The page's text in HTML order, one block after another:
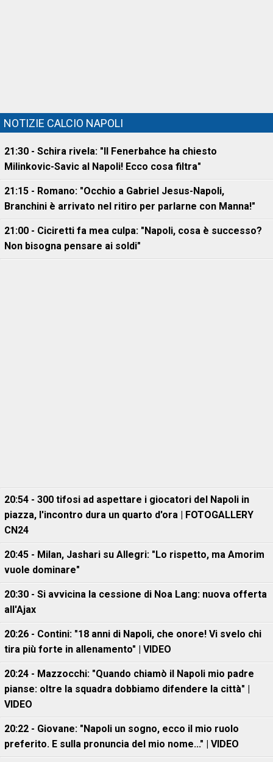
NOTIZIE CALCIO NAPOLI
21:30 - Schira rivela: "Il Fenerbahce ha chiesto
Milinkovic-Savic al Napoli! Ecco cosa filtra"
21:15 - Romano: "Occhio a Gabriel Jesus-Napoli,
Branchini è arrivato nel ritiro per parlarne con Manna!"
21:00 - Ciciretti fa mea culpa: "Napoli, cosa è successo?
Non bisogna pensare ai soldi"
20:54 - 300 tifosi ad aspettare i giocatori del Napoli in
piazza, l'incontro dura un quarto d'ora | FOTOGALLERY
CN24
20:45 - Milan, Jashari su Allegri: "Lo rispetto, ma Amorim
vuole dominare"
20:30 - Si avvicina la cessione di Noa Lang: nuova offerta
all'Ajax
20:26 - Contini: "18 anni di Napoli, che onore! Vi svelo chi
tira più forte in allenamento" | VIDEO
20:24 - Mazzocchi: "Quando chiamò il Napoli mio padre
pianse: oltre la squadra dobbiamo difendere la città" |
VIDEO
20:22 - Giovane: "Napoli un sogno, ecco il mio ruolo
preferito. E sulla pronuncia del mio nome..." | VIDEO